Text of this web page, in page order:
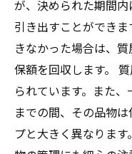
が、決められた期間
引き出すことができ
きなかった場合は、
保額を回収します。
られています。また
までの間、その品物
プと大きく異なりま